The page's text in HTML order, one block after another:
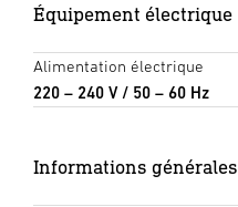
Équipement électrique
Alimentation électrique
220 – 240 V / 50 – 60 Hz
Informations générales